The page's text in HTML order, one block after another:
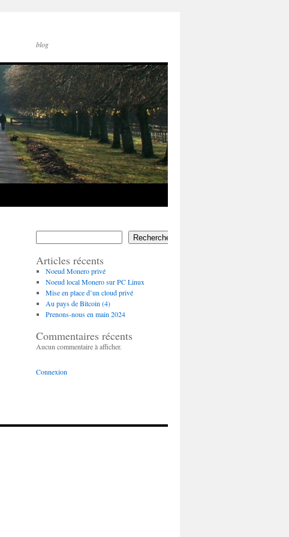
blog
Rechercher
Articles récents
Noeud Monero privé
Noeud local Monero sur PC Linux
Mise en place d’un cloud privé
Au pays de Bitcoin (4)
Prenons-nous en main 2024
Commentaires récents
Aucun commentaire à afficher.
Connexion